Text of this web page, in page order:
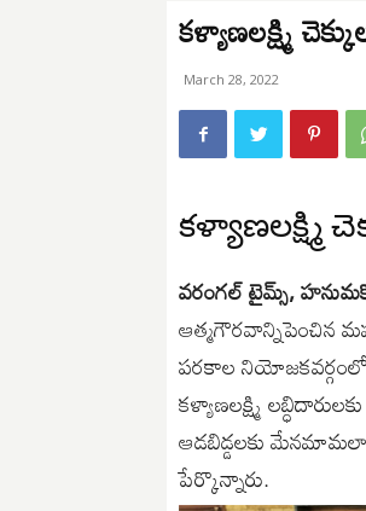
కళ్యాణలక్ష్మి
March 28, 2022
కళ్యాణలక్ష్మి
వరంగల్ టైమ్స్,
ఆత్మగౌరవాన్నిపెంచిన
పరకాల
కళ్యాణలక్ష్మి
ఆడబిడ్డలకు
పేర్కొన్నారు.